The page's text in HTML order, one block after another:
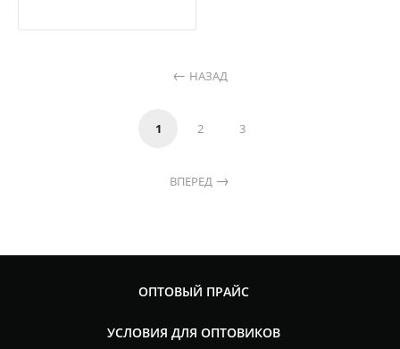
НАЗАД
1 2 3
ВПЕРЕД
ОПТОВЫЙ ПРАЙС
УСЛОВИЯ ДЛЯ ОПТОВИКОВ